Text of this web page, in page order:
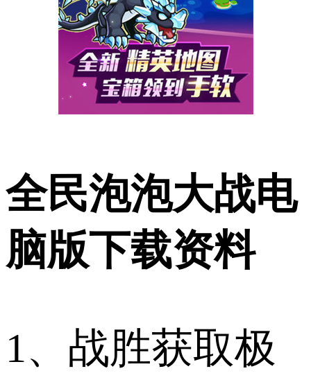
全民泡泡大战电
脑版下载资料
1、战胜获取极